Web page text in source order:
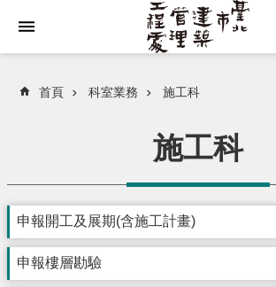
首頁 科室業務 施工科
施工科
申報開工及展期(含施工計畫)
申報樓層勘驗